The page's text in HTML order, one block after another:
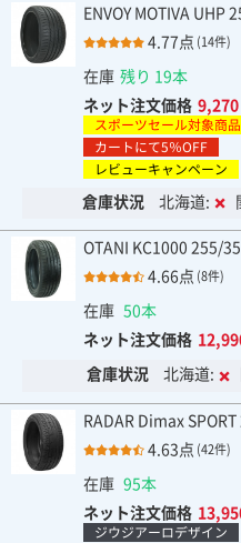
ENVOY MOTIVA UHP
4.77点 (14件)
在庫 残り 19本
ネット注文価格 9,270
スポーツセール対象商品
カートにて5％OFF
レビューキャンペーン
倉庫状況 北海道:
OTANI KC1000 255/
4.66点 (8件)
在庫 50本
ネット注文価格
倉庫状況 北海道:
RADAR Dimax
4.63点 (42件)
在庫 95本
ネット注文価格
ジウジアーロデザイン